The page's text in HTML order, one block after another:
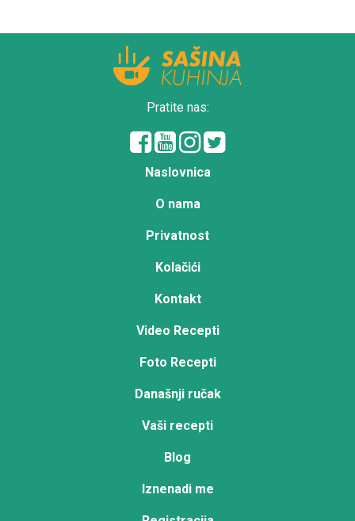
Pratite nas:
Naslovnica
O nama
Privatnost
Kolačići
Kontakt
Video Recepti
Foto Recepti
Današnji ručak
Vaši recepti
Blog
Iznenadi me